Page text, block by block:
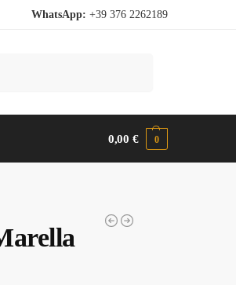
WhatsApp: +39 376 2262189
0,00€ 0